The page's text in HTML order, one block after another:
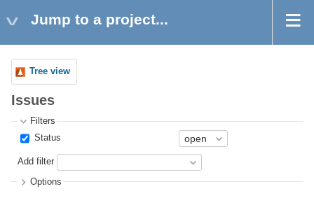
Jump to a project...
Tree view
Issues
Filters
Status
Add filter
Options